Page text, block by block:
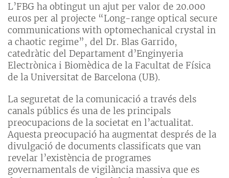
L’FBG ha obtingut un ajut per valor de 20.000
euros per al projecte “Long-range optical secure
communications with optomechanical crystal in
a chaotic regime”, del Dr. Blas Garrido,
catedràtic del Departament d’Enginyeria
Electrònica i Biomèdica de la Facultat de Física
de la Universitat de Barcelona (UB).
La seguretat de la comunicació a través dels
canals públics és una de les principals
preocupacions de la societat en l’actualitat.
Aquesta preocupació ha augmentat després de la
divulgació de documents classificats que van
revelar l’existència de programes
governamentals de vigilància massiva que es